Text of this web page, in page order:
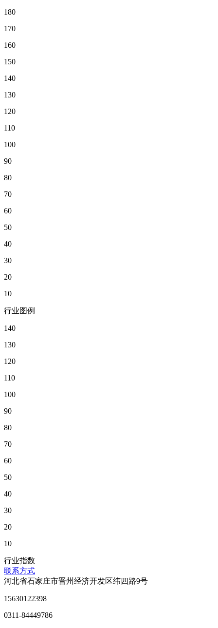
180
170
160
150
140
130
120
110
100
90
80
70
60
50
40
30
20
10
行业图例
140
130
120
110
100
90
80
70
60
50
40
30
20
10
行业指数
联系方式
河北省石家庄市晋州经济开发区纬四路9号
15630122398
0311-84449786